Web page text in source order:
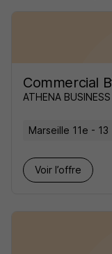
Commercial
ATHENA BUSINESS
Marseille 11e - 13
Voir l’offre